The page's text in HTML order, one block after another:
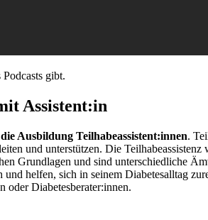
gibt.
Assistent:in
Ausbildung Teilhabeassistent:innen.
und unterstützen. Die
Grundlagen und sind unterschiedliche
und helfen, sich in seinem Diabetesalltag
oder Diabetesberater:innen.